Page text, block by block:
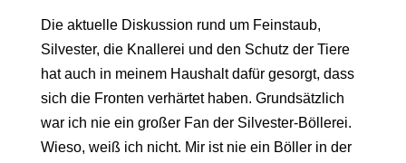
Die aktuelle Diskussion rund um Feinstaub,
Silvester, die Knallerei und den Schutz der Tiere
hat auch in meinem Haushalt dafür gesorgt, dass
sich die Fronten verhärtet haben. Grundsätzlich
war ich nie ein großer Fan der Silvester-Böllerei.
Wieso, weiß ich nicht. Mir ist nie ein Böller in der